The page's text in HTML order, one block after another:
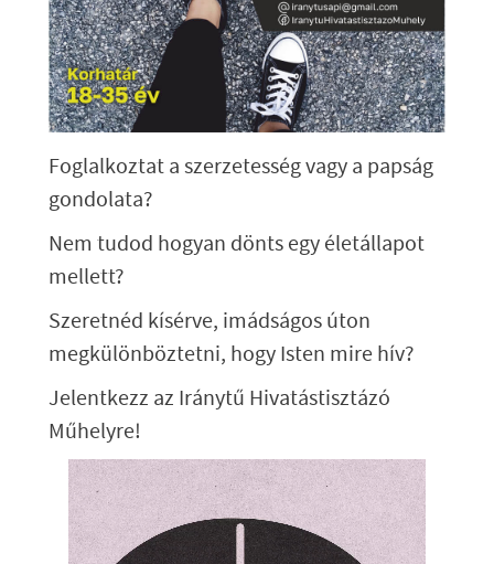
Foglalkoztat a szerzetesség vagy a papság
gondolata?
Nem tudod hogyan dönts egy életállapot
mellett?
Szeretnéd kísérve, imádságos úton
megkülönböztetni, hogy Isten mire hív?
Jelentkezz az Iránytű Hivatástisztázó
Műhelyre!